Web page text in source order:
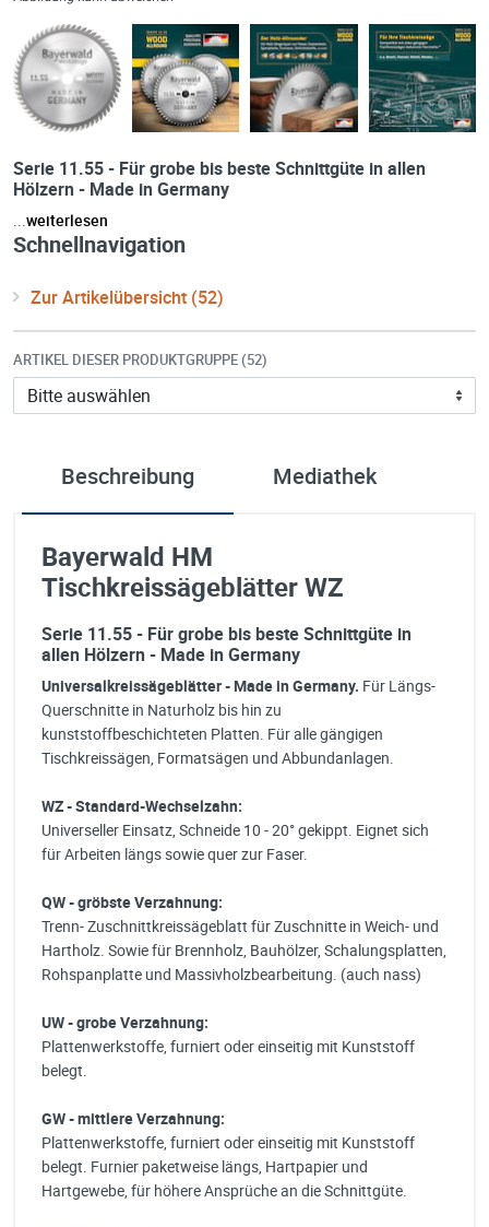
Serie 11.55 - Für grobe bis beste Schnittgüte in allen
Hölzern - Made in Germany
weiterlesen
Schnellnavigation
Zur Artikelübersicht (52)
ARTIKEL DIESER PRODUKTGRUPPE (52)
Beschreibung Mediathek
Bayerwald HM
Tischkreissägeblätter WZ
Serie 11.55 - Für grobe bis beste Schnittgüte in
allen Hölzern - Made in Germany
Universalkreissägeblätter - Made in Germany. Für Längs-
Querschnitte in Naturholz bis hin zu
kunststoffbeschichteten Platten. Für alle gängigen
Tischkreissägen, Formatsägen und Abbundanlagen.
WZ - Standard-Wechselzahn:
Universeller Einsatz, Schneide 10 - 20° gekippt. Eignet sich
für Arbeiten längs sowie quer zur Faser.
QW - gröbste Verzahnung:
Trenn- Zuschnittkreissägeblatt für Zuschnitte in Weich- und
Hartholz. Sowie für Brennholz, Bauhölzer, Schalungsplatten,
Rohspanplatte und Massivholzbearbeitung. (auch nass)
UW - grobe Verzahnung:
Plattenwerkstoffe, furniert oder einseitig mit Kunststoff
belegt.
GW - mittlereVerzahnung:
Plattenwerkstoffe, furniert oder einseitig mit Kunststoff
belegt. Furnier paketweise längs, Hartpapier und
Hartgewebe, für höhere Ansprüche an die Schnittgüte.